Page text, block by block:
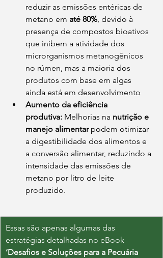
reduzir as emissões entéricas de
metano em até 80%, devido à
presença de compostos bioativos
que inibem a atividade dos
microrganismos metanogênicos
no rúmen, mas a maioria dos
produtos com base em algas
ainda está em desenvolvimento
Aumento da eficiência
produtiva: Melhorias na nutrição e
manejo alimentar podem otimizar
a digestibilidade dos alimentos e
a conversão alimentar, reduzindo a
intensidade das emissões de
metano por litro de leite
produzido.
Essas são apenas algumas das
estratégias detalhadas no eBook
‘Desafios e Soluções para a Pecuária